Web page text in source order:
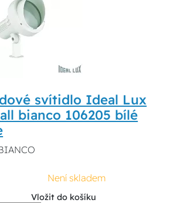
svítidlo Ideal Lux
bianco 106205 bílé
Není skladem
Vložit do košíku